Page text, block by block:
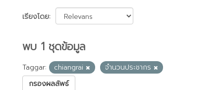
เรียงโดย
พบ 1 ชุดข้อมูล
Taggar: chiangrai
จำนวนประชากร
กรองผลลัพธ์